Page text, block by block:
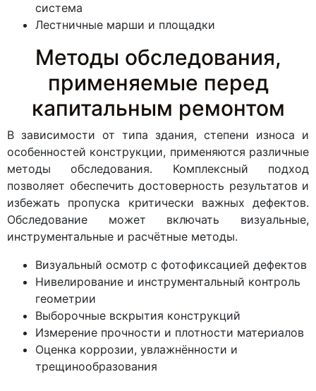
система
Лестничные марши и площадки
Методы обследования,
применяемые перед
капитальным ремонтом
В зависимости от типа здания, степени износа и
особенностей конструкции, применяются различные
методы обследования. Комплексный подход
позволяет обеспечить достоверность результатов и
избежать пропуска критически важных дефектов.
Обследование может включать визуальные,
инструментальные и расчётные методы.
Визуальный осмотр с фотофиксацией дефектов
Нивелирование и инструментальный контроль
геометрии
Выборочные вскрытия конструкций
Измерение прочности и плотности материалов
Оценка коррозии, увлажнённости и
трещинообразования